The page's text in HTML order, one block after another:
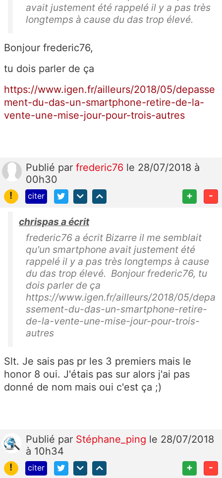
avait justement été rappelé il y a pas très
longtemps à cause du das trop élevé.
Bonjour frederic76,
tu dois parler de ça
https://www.igen.fr/ailleurs/2018/05/depasse
ment-du-das-un-smartphone-retire-de-la-
vente-une-mise-jour-pour-trois-autres
Publié par frederic76 le 28/07/2018 à
00h30
!
citer + -
chrispas a écrit
frederic76 a écrit Bizarre il me semblait
qu'un smartphone avait justement été
rappelé il y a pas très longtemps à cause
du das trop élevé. Bonjour frederic76, tu
dois parler de ça
https://www.igen.fr/ailleurs/2018/05/depa
ssement-du-das-un-smartphone-retire-
de-la-vente-une-mise-jour-pour-trois-
autres
Slt. Je sais pas pr les 3 premiers mais le
honor 8 oui. J'étais pas sur alors j'ai pas
donné de nom mais oui c'est ça ;)
Publié par Stéphane_ping le 28/07/2018
à 10h34
!
citer + -